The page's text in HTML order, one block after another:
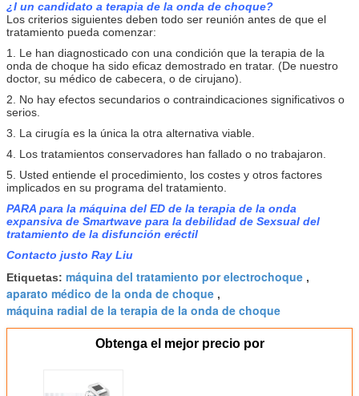
¿I un candidato a terapia de la onda de choque?
Los criterios siguientes deben todo ser reunión antes de que el
tratamiento pueda comenzar:
1. Le han diagnosticado con una condición que la terapia de la
onda de choque ha sido eficaz demostrado en tratar. (De nuestro
doctor, su médico de cabecera, o de cirujano).
2. No hay efectos secundarios o contraindicaciones significativos o
serios.
3. La cirugía es la única la otra alternativa viable.
4. Los tratamientos conservadores han fallado o no trabajaron.
5. Usted entiende el procedimiento, los costes y otros factores
implicados en su programa del tratamiento.
PARA para la máquina del ED de la terapia de la onda
expansiva de Smartwave para la debilidad de Sexsual del
tratamiento de la disfunción eréctil
Contacto justo Ray Liu
Etiquetas: máquina del tratamiento por electrochoque ,
aparato médico de la onda de choque ,
máquina radial de la terapia de la onda de choque
Obtenga el mejor precio por